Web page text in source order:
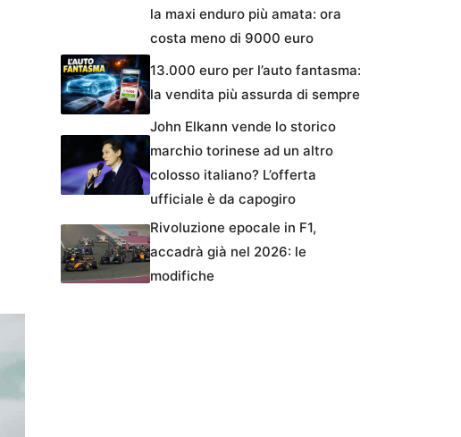
la maxi enduro più amata: ora
costa meno di 9000 euro
13.000 euro per l’auto fantasma:
la vendita più assurda di sempre
John Elkann vende lo storico
marchio torinese ad un altro
colosso italiano? L’offerta
ufficiale è da capogiro
Rivoluzione epocale in F1,
accadrà già nel 2026: le
modifiche